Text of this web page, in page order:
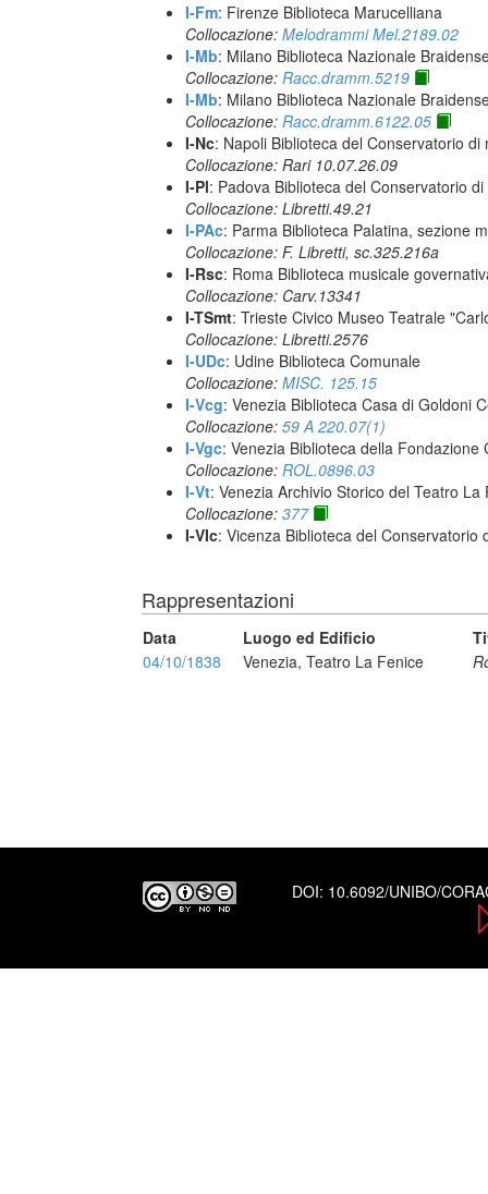
I-Fm: Firenze Biblioteca Marucelliana
Collocazione: Melodrammi Mel.2189.02
I-Mb: Milano Biblioteca Nazionale
Collocazione: Racc.dramm.5219
I-Mb: Milano Biblioteca Nazionale
Collocazione: Racc.dramm.6122.05
I-Nc: Napoli Biblioteca del Conservatorio
Collocazione: Rari 10.07.26.09
I-Pl: Padova Biblioteca del Conservatorio
Collocazione: Libretti.49.21
I-PAc: Parma Biblioteca Palatina, sezione
Collocazione: F. Libretti, sc.325.216a
I-Rsc: Roma Biblioteca musicale
Collocazione: Carv.13341
I-TSmt: Trieste Civico Museo Teatrale
Collocazione: Libretti.2576
I-UDc: Udine Biblioteca Comunale
Collocazione: MISC. 125.15
I-Vcg: Venezia Biblioteca Casa di Goldoni
Collocazione: 59 A 220.07(1)
I-Vgc: Venezia Biblioteca della Fondazione
Collocazione: ROL.0896.03
I-Vt: Venezia Archivio Storico del Teatro La
Collocazione: 377
I-VIc: Vicenza Biblioteca del Conservatorio
Rappresentazioni
Data Luogo ed Edificio
04/10/1838
Venezia, Teatro La Fenice
DOI: 10.6092/UNIBO/